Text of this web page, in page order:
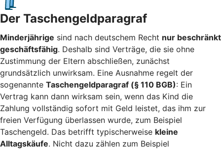
Der Taschengeldparagraf
Minderjährige sind nach deutschem Recht nur beschränkt
geschäftsfähig. Deshalb sind Verträge, die sie ohne
Zustimmung der Eltern abschließen, zunächst
grundsätzlich unwirksam. Eine Ausnahme regelt der
sogenannte Taschengeldparagraf (§ 110 BGB): Ein
Vertrag kann dann wirksam sein, wenn das Kind die
Zahlung vollständig sofort mit Geld leistet, das ihm zur
freien Verfügung überlassen wurde, zum Beispiel
Taschengeld. Das betrifft typischerweise kleine
Alltagskäufe. Nicht dazu zählen zum Beispiel